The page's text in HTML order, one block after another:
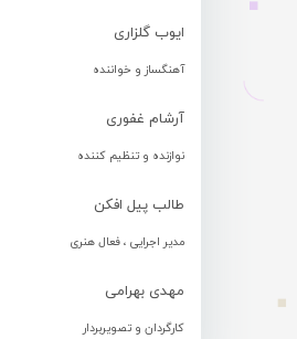
ایوب گلزاری
آهنگساز و خواننده
آرشام غفوری
نوازنده و تنظیم کننده
طالب پیل افکن
مدیر اجرایی ، فعال هنری
مهدی بهرامی
کارگردان و تصویربردار